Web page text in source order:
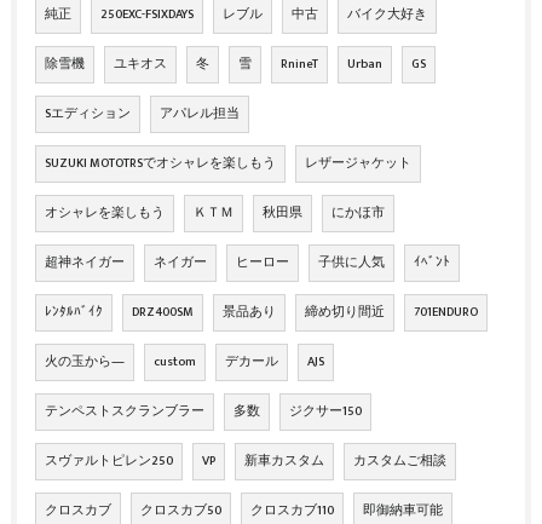
純正 250EXC-FSIXDAYS レブル 中古 バイク大好き
除雪機 ユキオス 冬 雪 RnineT Urban GS
Sエディション アパレル担当
SUZUKI MOTOTRSでオシャレを楽しもう レザージャケット
オシャレを楽しもう ＫＴＭ 秋田県 にかほ市
超神ネイガー ネイガー ヒーロー 子供に人気 ｲﾍﾞﾝﾄ
ﾚﾝﾀﾙﾊﾞｲｸ DRZ400SM 景品あり 締め切り間近 701ENDURO
火の玉から― custom デカール AJS
テンペストスクランブラー 多数 ジクサー150
スヴァルトピレン250 VP 新車カスタム カスタムご相談
クロスカブ クロスカブ50 クロスカブ110 即御納車可能